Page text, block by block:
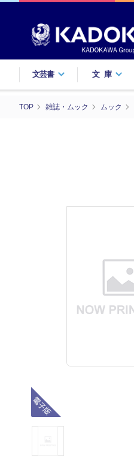
文芸書 文庫
TOP 雑誌・ムック ムック